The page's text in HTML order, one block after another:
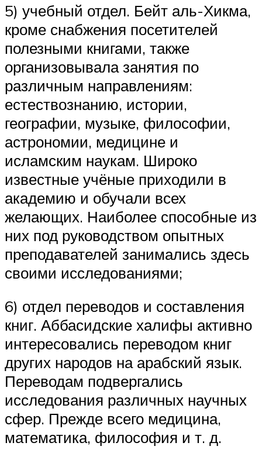
5) учебный отдел. Бейт аль-Хикма,
кроме снабжения посетителей
полезными книгами, также
организовывала занятия по
различным направлениям:
естествознанию, истории,
географии, музыке, философии,
астрономии, медицине и
исламским наукам. Широко
известные учёные приходили в
академию и обучали всех
желающих. Наиболее способные из
них под руководством опытных
преподавателей занимались здесь
своими исследованиями;
6) отдел переводов и составления
книг. Аббасидские халифы активно
интересовались переводом книг
других народов на арабский язык.
Переводам подвергались
исследования различных научных
сфер. Прежде всего медицина,
математика, философия и т. д.